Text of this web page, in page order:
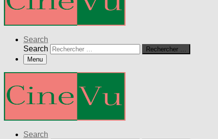
Search
Search
Rechercher …
Menu
Search